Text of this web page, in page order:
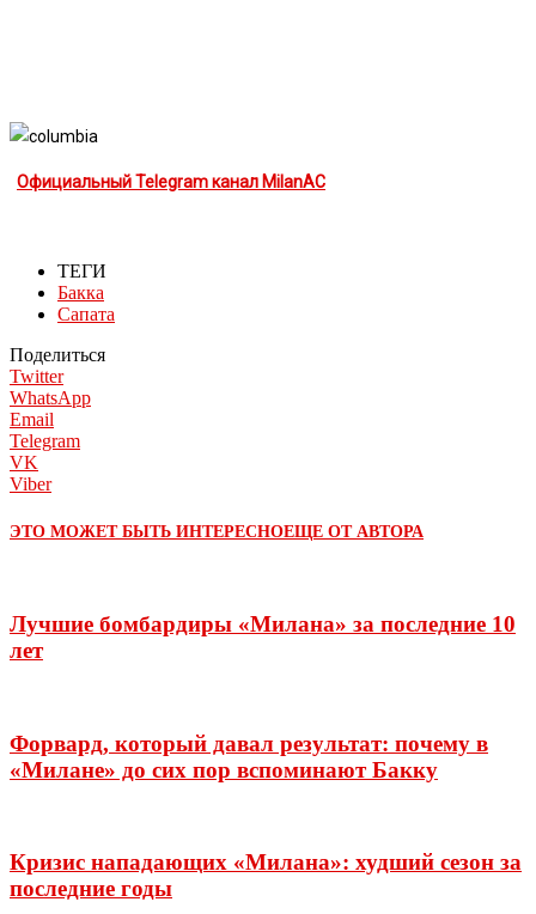
Официальный Telegram канал MilanAC
ТЕГИ
Бакка
Сапата
Поделиться
Twitter
WhatsApp
Email
Telegram
VK
Viber
ЭТО МОЖЕТ БЫТЬ ИНТЕРЕСНОЕЩЕ ОТ АВТОРА
Лучшие бомбардиры «Милана» за последние 10
лет
Форвард, который давал результат: почему в
«Милане» до сих пор вспоминают Бакку
Кризис нападающих «Милана»: худший сезон за
последние годы